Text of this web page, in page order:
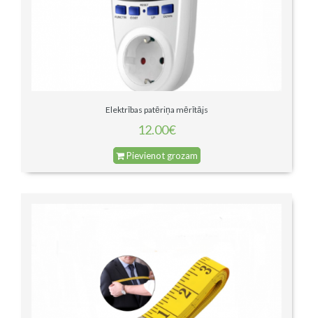
Elektrības patēriņa mērītājs
12.00€
Pievienot grozam